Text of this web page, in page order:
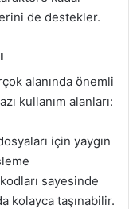
de destekler.
alanında önemli
kullanım alanları:
için yaygın
sayesinde
kolayca taşınabilir.